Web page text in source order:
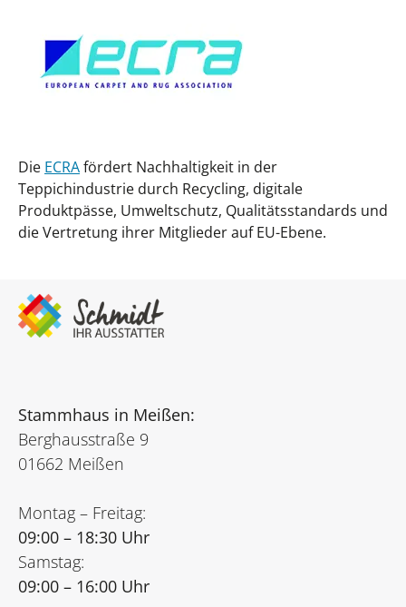
Die ECRAfördert Nachhaltigkeit in der
Teppichindustrie durch Recycling, digitale
Produktpässe, Umweltschutz, Qualitätsstandards und
die Vertretung ihrer Mitglieder auf EU-Ebene.
Stammhaus in Meißen:
Berghausstraße 9
01662 Meißen
Montag – Freitag:
09:00 – 18:30 Uhr
Samstag:
09:00 – 16:00 Uhr